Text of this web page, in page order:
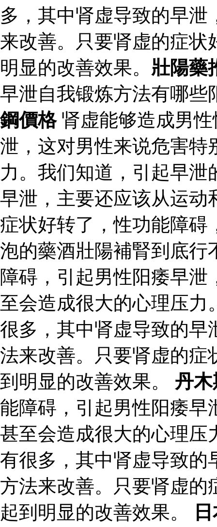
多，其中肾虚导致的早
来改善。只要肾虚的症状
明显的改善效果。 壯陽藥
早泄自我锻炼方法有哪
鋼價格肾虚能够造成男
泄，这对男性来说危害特
力。我们知道，引起早
早泄，主要还应该从运动
症状好转了，性功能障碍
泡的藥酒壯陽補腎到底行
障碍，引起男性阳痿早
至会造成很大的心理压力
很多，其中肾虚导致的早
法来改善。只要肾虚的症
到明显的改善效果。 丹
能障碍，引起男性阳痿早
甚至会造成很大的心理压
有很多，其中肾虚导致的
方法来改善。只要肾虚的
起到明显的改善效果。